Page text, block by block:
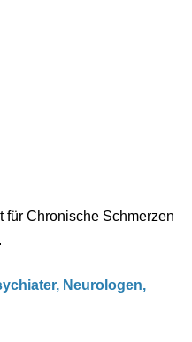
für Chronische Schmerzen
Neurologen,